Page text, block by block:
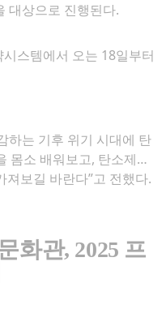
대상으로 진행된다.
스템에서 오는 18일부터
하는 기후 위기 시대에 탄
몸소 배워보고, 탄소제로
보길 바란다”고 전했다.
화관, 2025 프